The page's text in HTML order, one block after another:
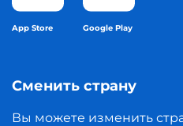
App Store Google Play
Сменить страну
Вы можете изменить